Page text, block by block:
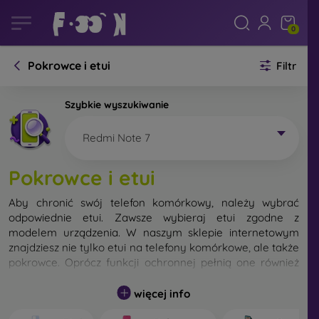
0
Pokrowce i etui Filtr
Szybkie wyszukiwanie
Redmi Note 7
Pokrowce i etui
Aby chronić swój telefon komórkowy, należy wybrać
odpowiednie etui. Zawsze wybieraj etui zgodne z
modelem urządzenia. W naszym sklepie internetowym
znajdziesz nie tylko etui na telefony komórkowe, ale także
pokrowce. Oprócz funkcji ochronnej pełnią one również
Pokrowiec na telefon komórkowy możemy również
więcej info